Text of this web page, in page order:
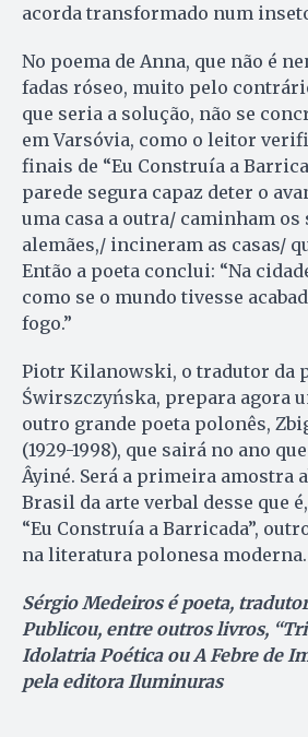
acorda transformado num
No poema de Anna, que não é
fadas róseo, muito pelo
que seria a solução, não se
em Varsóvia, como o leitor
finais de “Eu Construía a
parede segura capaz deter o
uma casa a outra/ caminham os
alemães,/ incineram as casas/
Então a poeta conclui: “Na
como se o mundo tivesse
fogo.”
Piotr Kilanowski, o tradutor da
Świrszczyńska, prepara agora
outro grande poeta polonês,
(1929-1998), que sairá no ano
Âyiné. Será a primeira amostra
Brasil da arte verbal desse que
“Eu Construía a Barricada”,
na literatura polonesa moderna.
Sérgio Medeiros é poeta,
Publicou, entre outros livros,
Idolatria Poética ou A Febre de
pela editora Iluminuras